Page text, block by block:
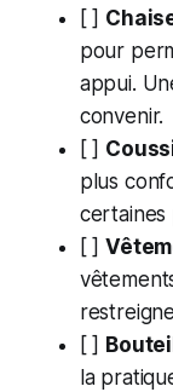
[ ]
pour
appui.
convenir.
[ ]
plus
certaines
[ ]
[ ]
la